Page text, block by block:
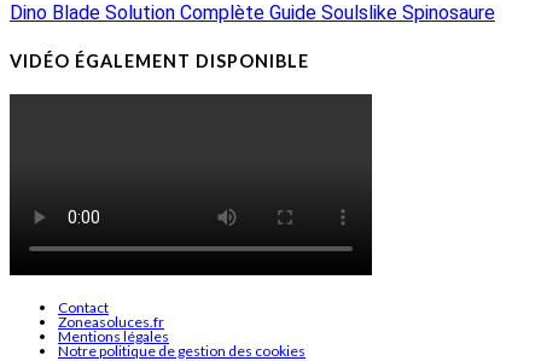
Dino Blade Solution Complète Guide Soulslike Spinosaure
VIDÉO ÉGALEMENT DISPONIBLE
Contact
Zoneasoluces.fr
Mentions légales
Notre politique de gestion des cookies